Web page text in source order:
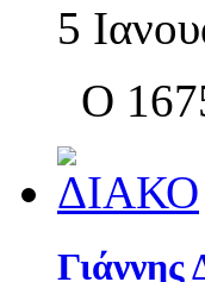
5
Ο
Γιάννης